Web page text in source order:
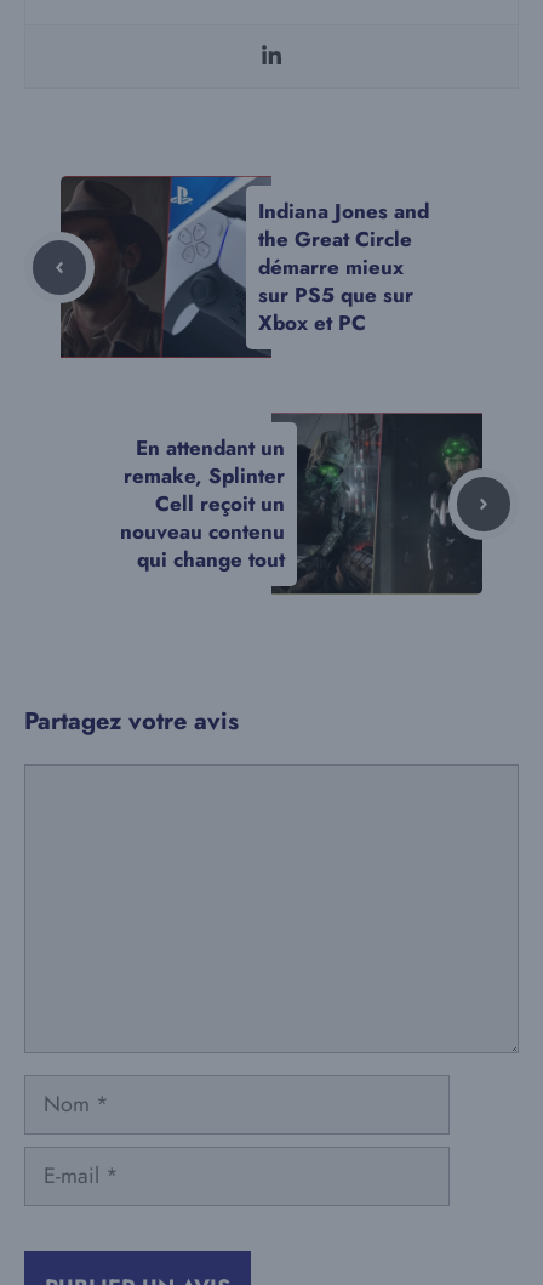
Indiana Jones and
the Great Circle
démarre mieux
sur PS5 que sur
Xbox et PC
En attendant un
remake, Splinter
Cell reçoit un
nouveau contenu
qui change tout
Partagez votre avis
Nom
mail